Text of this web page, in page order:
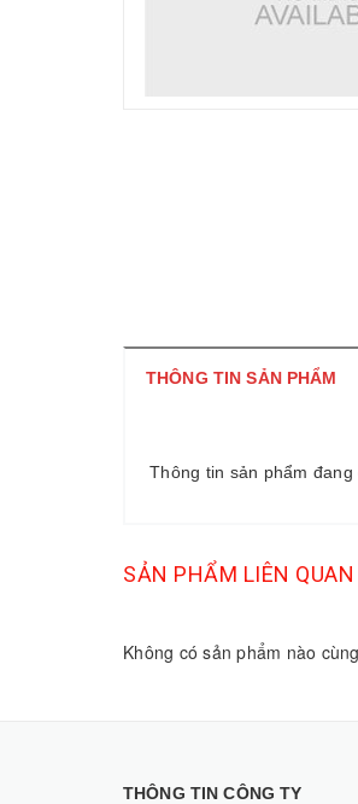
THÔNG TIN SẢN PHẨM
Thông tin sản phẩm
SẢN PHẨM LIÊN QUAN
Không có sản phẩm nào
THÔNG TIN CÔNG TY